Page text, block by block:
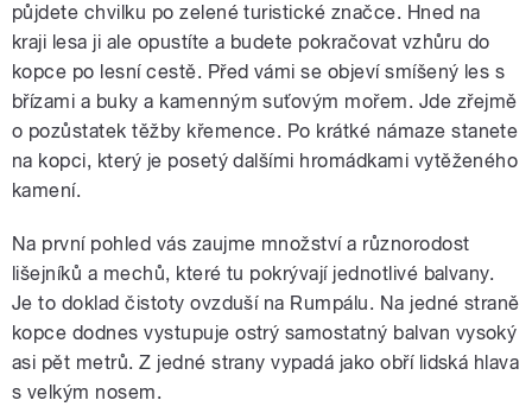
půjdete chvilku po zelené turistické značce. Hned na
kraji lesa ji ale opustíte a budete pokračovat vzhůru do
kopce po lesní cestě. Před vámi se objeví smíšený les s
břízami a buky a kamenným suťovým mořem. Jde zřejmě
o pozůstatek těžby křemence. Po krátké námaze stanete
na kopci, který je posetý dalšími hromádkami vytěženého
kamení.
Na první pohled vás zaujme množství a různorodost
lišejníků a mechů, které tu pokrývají jednotlivé balvany.
Je to doklad čistoty ovzduší na Rumpálu. Na jedné straně
kopce dodnes vystupuje ostrý samostatný balvan vysoký
asi pět metrů. Z jedné strany vypadá jako obří lidská hlava
s velkým nosem.